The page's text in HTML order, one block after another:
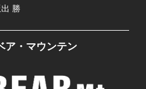
勝
ア・マウンテン